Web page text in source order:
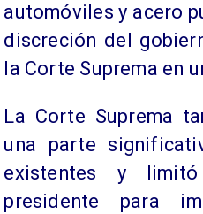
automóviles y acero
discreción del
la Corte Suprema en
La Corte Suprema
una parte
existentes y
presidente para